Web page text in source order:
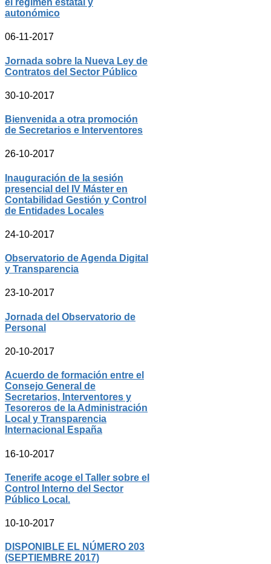
el régimen estatal y
autonómico
06-11-2017
Jornada sobre la Nueva Ley de
Contratos del Sector Público
30-10-2017
Bienvenida a otra promoción
de Secretarios e Interventores
26-10-2017
Inauguración de la sesión
presencial del IV Máster en
Contabilidad Gestión y Control
de Entidades Locales
24-10-2017
Observatorio de Agenda Digital
y Transparencia
23-10-2017
Jornada del Observatorio de
Personal
20-10-2017
Acuerdo de formación entre el
Consejo General de
Secretarios, Interventores y
Tesoreros de la Administración
Local y Transparencia
Internacional España
16-10-2017
Tenerife acoge el Taller sobre el
Control Interno del Sector
Público Local.
10-10-2017
DISPONIBLE EL NÚMERO 203
(SEPTIEMBRE 2017)